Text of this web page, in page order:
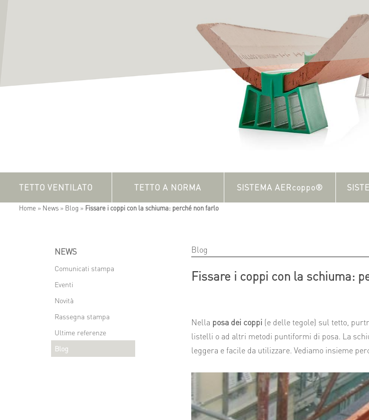
TETTO VENTILATO TETTO A NORMA SISTEMA AERcoppo®
Home » News » Blog » Fissare i coppi con la schiuma: perché non farlo
Blog
Fissare i coppi con la schiuma:
Nella posa dei coppi (e delle tegole) sul tetto,
listelli o ad altri metodi puntiformi di posa. La
leggera e facile da utilizzare. Vediamo insieme
NEWS
Comunicati stampa
Eventi
Novità
Rassegna stampa
Ultime referenze
Blog